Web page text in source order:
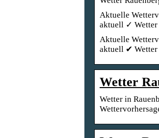
Aktuelle
aktuell ✓ Wetter
Aktuelle
aktuell ✔ Wetter
Wetter
Wetter in